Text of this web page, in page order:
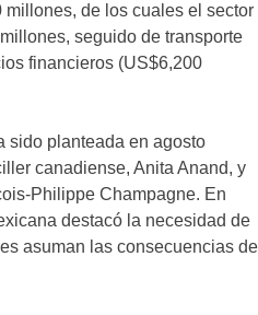
de los cuales el sector
seguido de transporte
financieros (US$6,200
sido planteada en agosto
canadiense, Anita Anand, y
Philippe Champagne. En
destacó la necesidad de
asuman las consecuencias de